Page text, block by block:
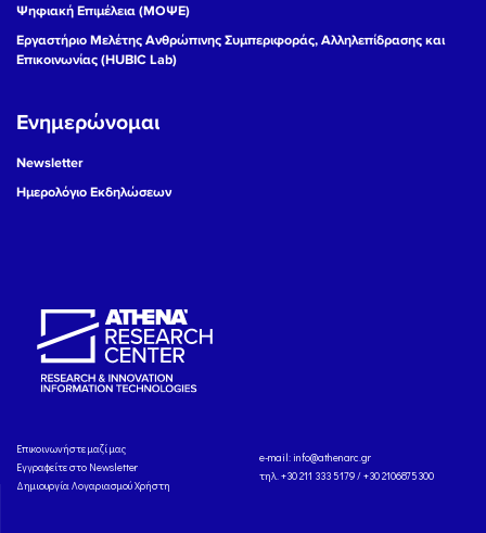
Ψηφιακή Επιμέλεια (ΜΟΨΕ)
Εργαστήριο Μελέτης Ανθρώπινης Συμπεριφοράς, Αλληλεπίδρασης και
Επικοινωνίας (HUBIC Lab)
Ενημερώνομαι
Newsletter
Ημερολόγιο Εκδηλώσεων
Eπικοινωνήστε μαζί μας
Εγγραφείτε στο Newsletter
Δημιουργία Λογαριασμού Χρήστη
e-mail: info@athenarc.gr
τηλ. +30 211 333 5179 / +30 2106875300